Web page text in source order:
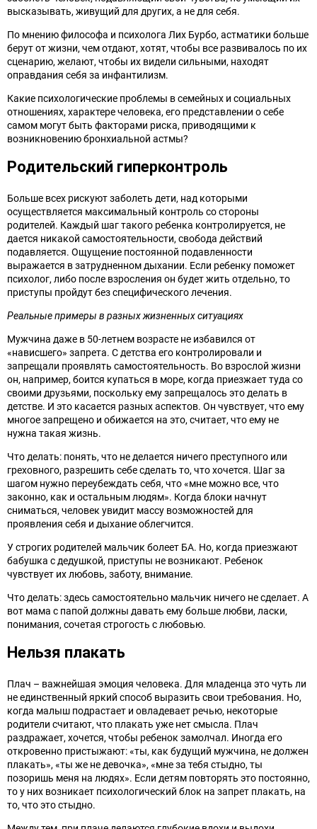
высказывать, живущий для других, а не для себя.
По мнению философа и психолога Лих Бурбо, астматики больше
берут от жизни, чем отдают, хотят, чтобы все развивалось по их
сценарию, желают, чтобы их видели сильными, находят
оправдания себя за инфантилизм.
Какие психологические проблемы в семейных и социальных
отношениях, характере человека, его представлении о себе
самом могут быть факторами риска, приводящими к
возникновению бронхиальной астмы?
Родительский гиперконтроль
Больше всех рискуют заболеть дети, над которыми
осуществляется максимальный контроль со стороны
родителей. Каждый шаг такого ребенка контролируется, не
дается никакой самостоятельности, свобода действий
подавляется. Ощущение постоянной подавленности
выражается в затрудненном дыхании. Если ребенку поможет
психолог, либо после взросления он будет жить отдельно, то
приступы пройдут без специфического лечения.
Реальные примеры в разных жизненных ситуациях
Мужчина даже в 50-летнем возрасте не избавился от
«нависшего» запрета. С детства его контролировали и
запрещали проявлять самостоятельность. Во взрослой жизни
он, например, боится купаться в море, когда приезжает туда со
своими друзьями, поскольку ему запрещалось это делать в
детстве. И это касается разных аспектов. Он чувствует, что ему
многое запрещено и обижается на это, считает, что ему не
нужна такая жизнь.
Что делать: понять, что не делается ничего преступного или
греховного, разрешить себе сделать то, что хочется. Шаг за
шагом нужно переубеждать себя, что «мне можно все, что
законно, как и остальным людям». Когда блоки начнут
сниматься, человек увидит массу возможностей для
проявления себя и дыхание облегчится.
У строгих родителей мальчик болеет БА. Но, когда приезжают
бабушка с дедушкой, приступы не возникают. Ребенок
чувствует их любовь, заботу, внимание.
Что делать: здесь самостоятельно мальчик ничего не сделает. А
вот мама с папой должны давать ему больше любви, ласки,
понимания, сочетая строгость с любовью.
Нельзя плакать
Плач – важнейшая эмоция человека. Для младенца это чуть ли
не единственный яркий способ выразить свои требования. Но,
когда малыш подрастает и овладевает речью, некоторые
родители считают, что плакать уже нет смысла. Плач
раздражает, хочется, чтобы ребенок замолчал. Иногда его
откровенно пристыжают: «ты, как будущий мужчина, не должен
плакать», «ты же не девочка», «мне за тебя стыдно, ты
позоришь меня на людях». Если детям повторять это постоянно,
то у них возникает психологический блок на запрет плакать, на
то, что это стыдно.